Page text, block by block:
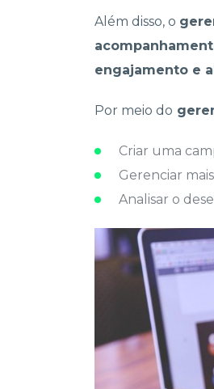
Além disso, o
engajamento e
Por meio do
Criar uma
Gerenciar
Analisar o